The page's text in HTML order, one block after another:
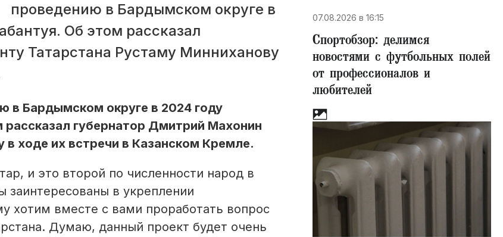
проведению в Бардымском округе в
Об этом рассказал
Татарстана Рустаму Минниханову
в Бардымском округе в 2024 году
губернатор Дмитрий Махонин
ходе их встречи в Казанском Кремле.
и это второй по численности народ в
заинтересованы в укреплении
хотим вместе с вами проработать вопрос
Думаю, данный проект будет очень
07.08.2026 в 16:15
Спортобзор: делимся
новостями с футбольных полей
от профессионалов и
любителей